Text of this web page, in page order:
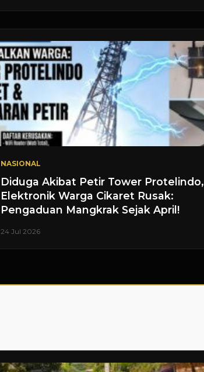
NASIONAL
Diduga Akibat Petir Tower Protelindo,
Elektronik Warga Cikaret Rusak:
Pengaduan Mangkrak Sejak April!
24 Jul 2026